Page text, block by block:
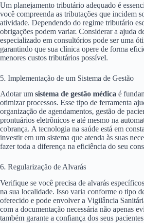
Um planejamento tributário adequado é
você compreenda as tributações que incidem
atividade. Dependendo do regime tributário
obrigações podem variar. Considerar a ajuda
especializado em consultórios pode ser uma
garantindo que sua clínica opere de forma
menores custos tributários possível.
5. Implementação de um Sistema de Gestão
Adotar um sistema de gestão médica é
otimizar processos. Esse tipo de ferramenta
organização de agendamentos, gestão de
prontuários eletrônicos e até mesmo na
cobrança. A tecnologia na saúde está em
investir em um sistema que atenda às suas
fazer toda a diferença na eficiência do seu
6. Regularização de Alvarás
Verifique se você precisa de alvarás
na sua localidade. Isso varia conforme o tipo
oferecido e pode envolver a Vigilância
com a documentação necessária não apenas
também garante a confiança dos seus